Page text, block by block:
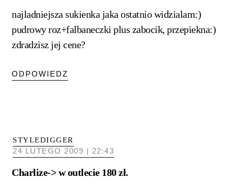
najladniejsza sukienka jaka ostatnio widzialam:)
pudrowy roz+falbaneczki plus zabocik, przepiekna:)
zdradzisz jej cene?
ODPOWIEDZ
STYLEDIGGER
24 LUTEGO 2009 | 22:43
Charlize-> w outlecie 180 zł.